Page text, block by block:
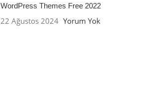
WordPress Themes Free 2022
22 Ağustos 2024 Yorum Yok